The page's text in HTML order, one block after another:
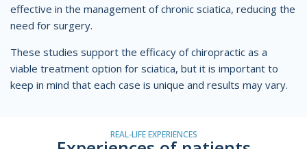
effective in the management of chronic sciatica, reducing the
need for surgery.
These studies support the efficacy of chiropractic as a
viable treatment option for sciatica, but it is important to
keep in mind that each case is unique and results may vary.
REAL-LIFE EXPERIENCES